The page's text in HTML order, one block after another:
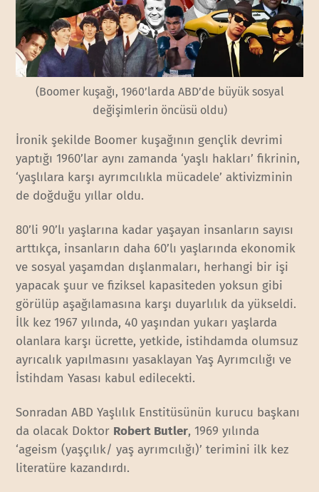
(Boomer kuşağı, 1960’larda ABD’de büyük sosyal
değişimlerin öncüsü oldu)
İronik şekilde Boomer kuşağının gençlik devrimi
yaptığı 1960’lar aynı zamanda ‘yaşlı hakları’ fikrinin,
‘yaşlılara karşı ayrımcılıkla mücadele’ aktivizminin
de doğduğu yıllar oldu.
80’li 90’lı yaşlarına kadar yaşayan insanların sayısı
arttıkça, insanların daha 60’lı yaşlarında ekonomik
ve sosyal yaşamdan dışlanmaları, herhangi bir işi
yapacak şuur ve fiziksel kapasiteden yoksun gibi
görülüp aşağılamasına karşı duyarlılık da yükseldi.
İlk kez 1967 yılında, 40 yaşından yukarı yaşlarda
olanlara karşı ücrette, yetkide, istihdamda olumsuz
ayrıcalık yapılmasını yasaklayan Yaş Ayrımcılığı ve
İstihdam Yasası kabul edilecekti.
Sonradan ABD Yaşlılık Enstitüsünün kurucu başkanı
da olacak Doktor Robert Butler, 1969 yılında
‘ageism (yaşçılık/ yaş ayrımcılığı)’ terimini ilk kez
literatüre kazandırdı.